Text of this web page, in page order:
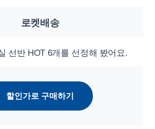
로켓배송
할인가로 구매하기